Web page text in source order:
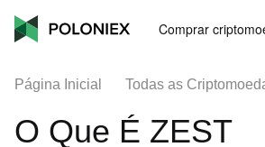
Comprar
Página Inicial Todas as
O Que É ZEST